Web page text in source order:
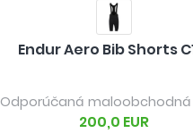
Endur Aero Bib Shorts
Odporúčaná
200,0 EUR